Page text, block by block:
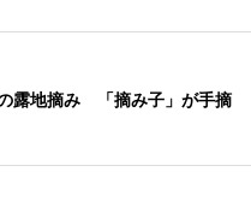
露地摘み 「摘み子」が手摘